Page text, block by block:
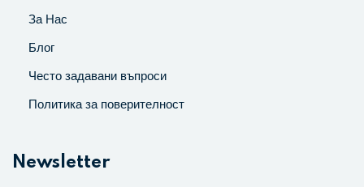
За Нас
Блог
Често задавани въпроси
Политика за поверителност
Newsletter